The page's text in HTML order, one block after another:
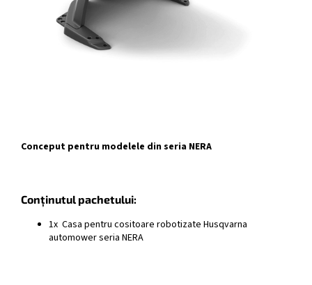
Conceput pentru modelele din seria NERA
Conținutul pachetului:
1x Casa pentru cositoare robotizate Husqvarna
automower seria NERA